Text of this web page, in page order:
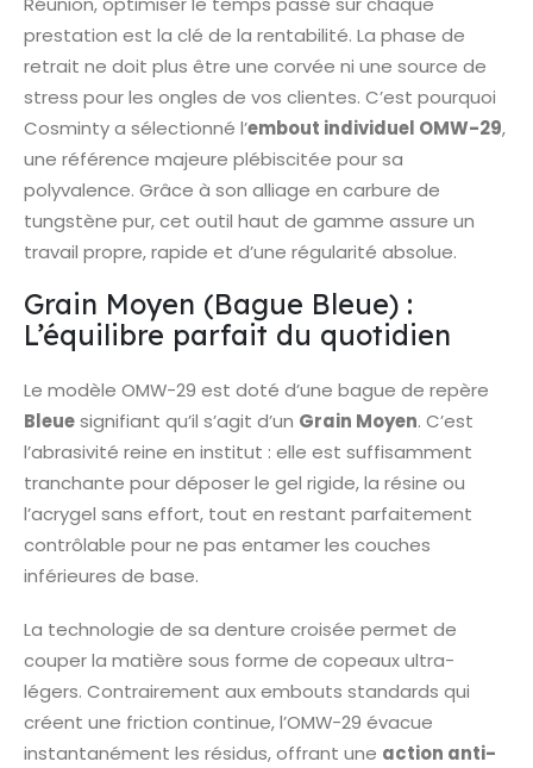
prestation est la clé de la rentabilité. La phase de
retrait ne doit plus être une corvée ni une source de
stress pour les ongles de vos clientes. C’est pourquoi
Cosminty a sélectionné l’embout individuel OMW-29,
une référence majeure plébiscitée pour sa
polyvalence. Grâce à son alliage en carbure de
tungstène pur, cet outil haut de gamme assure un
travail propre, rapide et d’une régularité absolue.
Grain Moyen (Bague Bleue) :
L’équilibre parfait du quotidien
Le modèle OMW-29 est doté d’une bague de repère
Bleuesignifiant qu’il s’agit d’un Grain Moyen. C’est
l’abrasivité reine en institut : elle est suffisamment
tranchante pour déposer le gel rigide, la résine ou
l’acrygel sans effort, tout en restant parfaitement
contrôlable pour ne pas entamer les couches
inférieures de base.
La technologie de sa denture croisée permet de
couper la matière sous forme de copeaux ultra-
légers. Contrairement aux embouts standards qui
créent une friction continue, l’OMW-29 évacue
instantanément les résidus, offrant une action anti-